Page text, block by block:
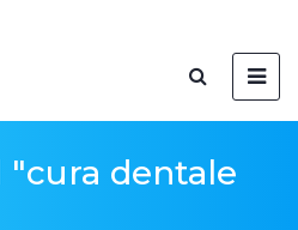
"cura dentale